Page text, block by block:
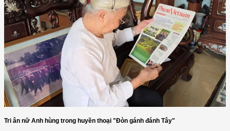
Tri ân nữ Anh hùng trong huyền thoại "Đòn gánh đánh Tây"